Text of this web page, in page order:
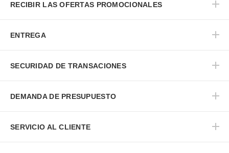
RECIBIR LAS OFERTAS PROMOCIONALES
ENTREGA
SECURIDAD DE TRANSACIONES
DEMANDA DE PRESUPUESTO
SERVICIO AL CLIENTE